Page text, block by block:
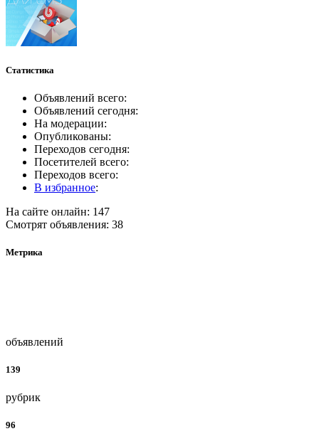
Статистика
Объявлений всего:
Объявлений сегодня:
На модерации:
Опубликованы:
Переходов сегодня:
Посетителей всего:
Переходов всего:
В избранное:
На сайте онлайн: 147
Смотрят объявления: 38
Метрика
объявлений
139
рубрик
96